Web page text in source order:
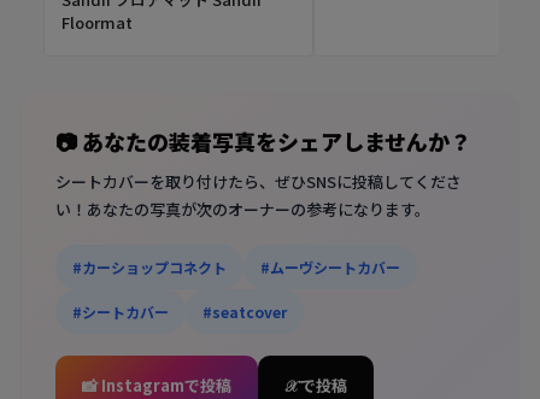
Floormat
📷 あなたの装着写真をシェアしませんか？
シートカバーを取り付けたら、ぜひSNSに投稿してくださ
い！あなたの写真が次のオーナーの参考になります。
#カーショップコネクト #ムーヴシートカバー
#シートカバー #seatcover
📸 Instagramで投稿 𝒳 で投稿